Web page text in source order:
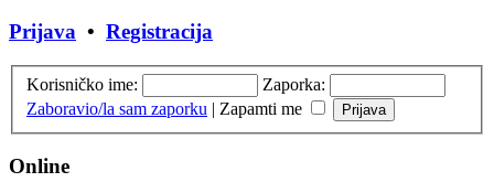
Prijava • Registracija
Korisničko ime:
Zaporka:
Zaboravio/la sam zaporku | Zapamti me
Online